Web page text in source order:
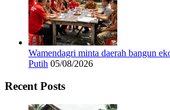
Wamendagri minta daerah bangun
Putih 05/08/2026
Recent Posts